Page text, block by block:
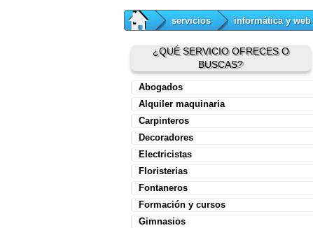
servicios informática y web
¿QUÉ SERVICIO OFRECES O
BUSCAS?
Abogados
Alquiler maquinaria
Carpinteros
Decoradores
Electricistas
Floristerias
Fontaneros
Formación y cursos
Gimnasios